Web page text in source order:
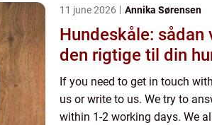
11 june 2026 Annika Sørensen
Hundeskåle:
den rigtige til din
If you need to get in touch
us or write to us. We try to
within 1-2 working days. We